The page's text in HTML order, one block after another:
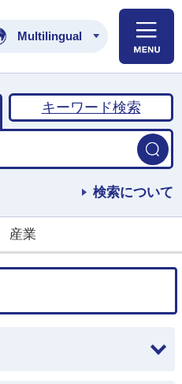
土浦市公式ホームペ
Multilingual
キーワード検索
検索について
産業